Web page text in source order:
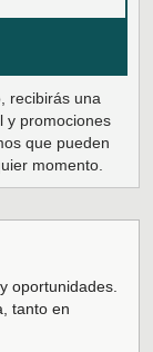
recibirás una
y promociones
que pueden
momento.
oportunidades.
tanto en